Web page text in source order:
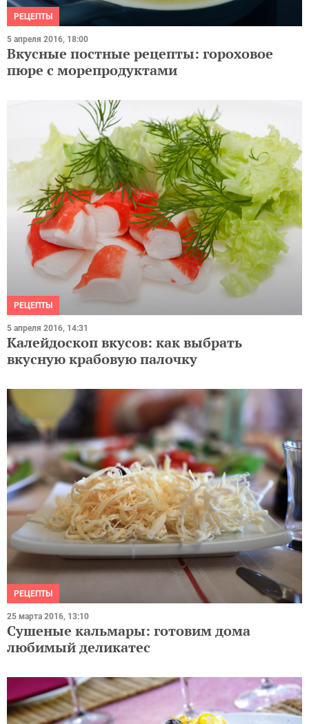
РЕЦЕПТЫ
5 апреля 2016, 18:00
Вкусные постные рецепты: гороховое
пюре с морепродуктами
РЕЦЕПТЫ
5 апреля 2016, 14:31
Калейдоскоп вкусов: как выбрать
вкусную крабовую палочку
РЕЦЕПТЫ
25 марта 2016, 13:10
Сушеные кальмары: готовим дома
любимый деликатес